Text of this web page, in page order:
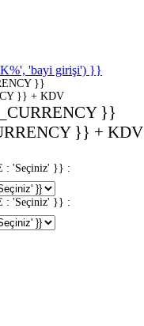
'bayi girişi') }}
}}
}} + KDV
}}
}} + KDV
: 'Seçiniz' }} :
: 'Seçiniz' }} :